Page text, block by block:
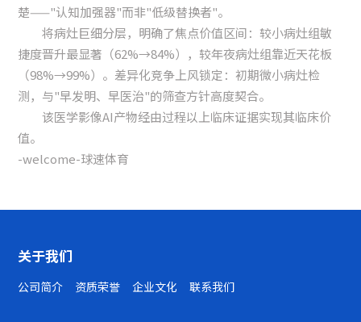
楚——"认知加强器"而非"低级替换者"。
将病灶巨细分层，明确了焦点价值区间：较小病灶组敏
捷度晋升最显著（62%→84%），较年夜病灶组靠近天花板
（98%→99%）。差异化竞争上风锁定：初期微小病灶检
测，与"早发明、早医治"的筛查方针高度契合。
该医学影像AI产物经由过程以上临床证据实现其临床价
值。
-welcome-球速体育
关于我们
公司简介 资质荣誉 企业文化 联系我们